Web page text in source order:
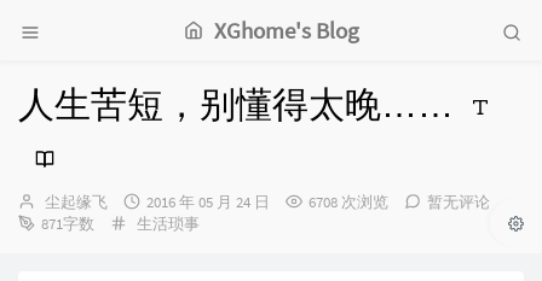
XGhome's Blog
人生苦短，别懂得太晚……
博
主：
尘起缘飞
发
布
2016 年 05 月 24 日 6708 次浏览
暂无评论
871字数
分
生活琐事